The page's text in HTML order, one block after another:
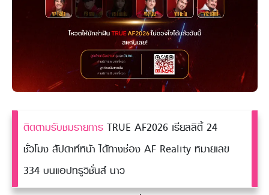
ติดตามรับชมรายการ TRUE AF2026 เรียลลิตี้ 24
ชั่วโมง สัปดาห์หน้า ได้ทางช่อง AF Reality หมายเลข
334 บนแอปทรูวิชั่นส์ นาว